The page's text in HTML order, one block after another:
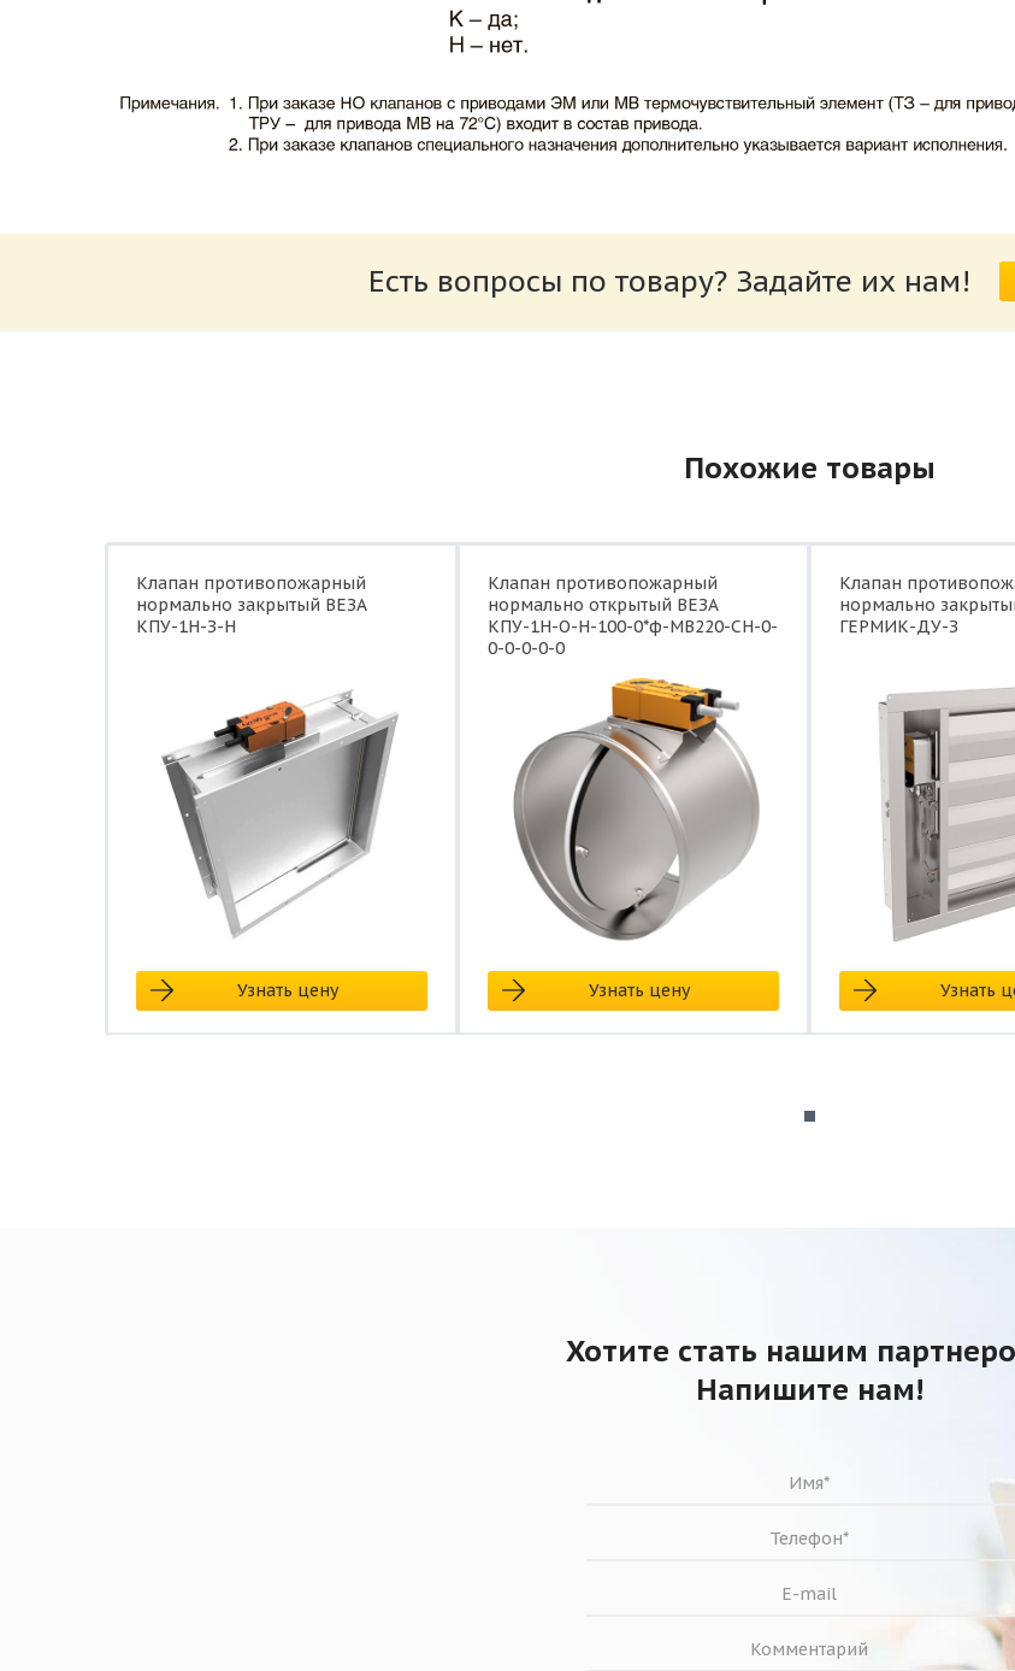
Размер: 503.71 Кб
Характеристики и схемы подключения приводов КЛОП-1.pdf
Есть вопросы по товару? Задайте их нам!
Похожие товары
Клапан противопожарный
нормально закрытый ВЕЗА
КПУ-1Н-З-Н
Узнать цену
Клапан противопожарный
нормально открытый ВЕЗА
КПУ-1Н-О-Н-100-0*ф-МВ220-СН-0-
0-0-0-0-0
Узнать цену
Клапан
нормально
ГЕРМИК-ДУ-З
Узнать
Хотите стать нашим
Напишите нам!